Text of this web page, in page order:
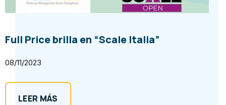
Full Price brilla en “Scale Italia”
08/11/2023
LEER MÁS